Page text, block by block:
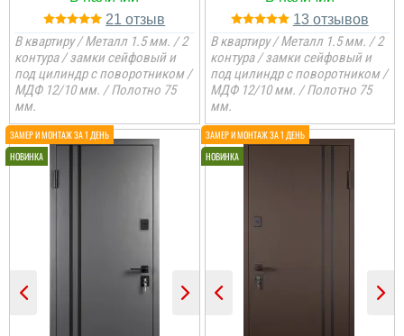
21
В квартиру / Металл 1.5 мм. / 2
контура / замки сейфовый и
под цилиндр с поворотником /
МДФ 12/10 мм. / Полотно 75
мм.
13
В квартиру / Металл 1.5 мм. / 2
контура / замки сейфовый и
под цилиндр с поворотником /
МДФ 12/10 мм. / Полотно 75
мм.